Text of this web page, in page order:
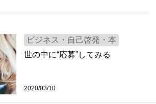
ビジネス・自己啓発・本
2020/03/10
世の中に“応募”してみる